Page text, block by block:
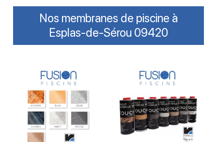
Nos membranes de piscine à
Esplas-de-Sérou 09420